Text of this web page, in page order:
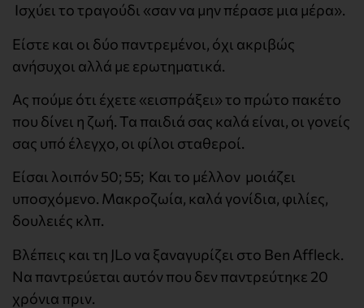
Ισχύει το τραγούδι «σαν να μην πέρασε μια μέρα».
Είστε και οι δύο παντρεμένοι, όχι ακριβώς
ανήσυχοι αλλά με ερωτηματικά.
Ας πούμε ότι έχετε «εισπράξει» το πρώτο πακέτο
που δίνει η ζωή. Τα παιδιά σας καλά είναι, οι γονείς
σας υπό έλεγχο, οι φίλοι σταθεροί.
Είσαι λοιπόν 50; 55; Και το μέλλον μοιάζει
υποσχόμενο. Μακροζωία, καλά γονίδια, φιλίες,
δουλειές κλπ.
Βλέπεις και τη JLo να ξαναγυρίζει στο Ben Affleck.
Να παντρεύεται αυτόν που δεν παντρεύτηκε 20
χρόνια πριν.